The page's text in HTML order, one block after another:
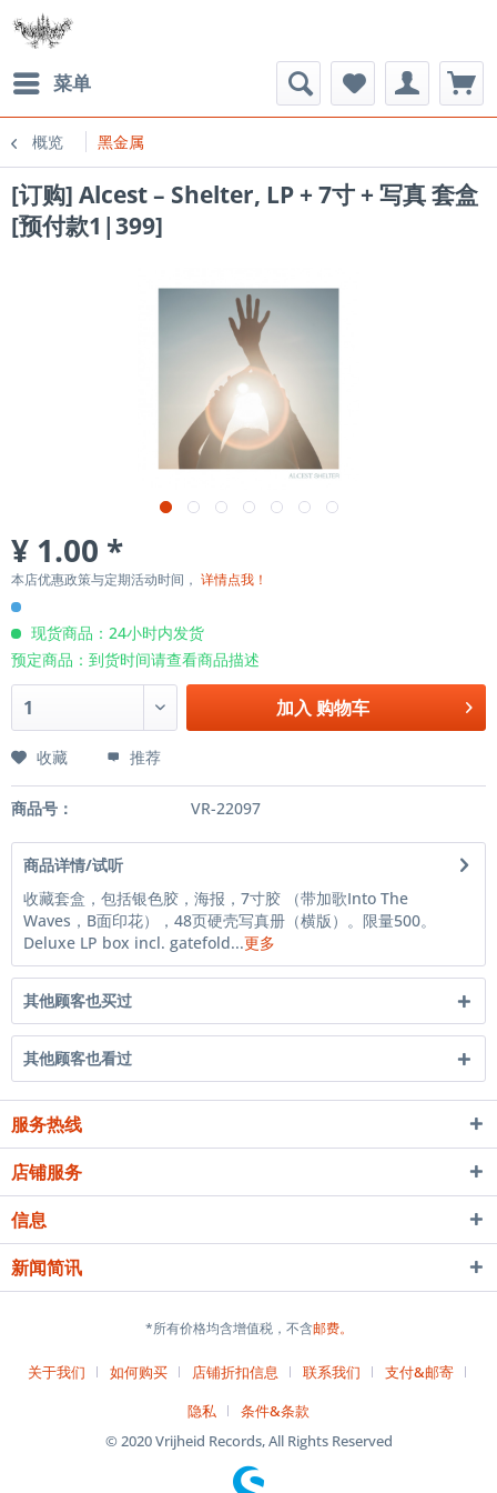
菜单
概览 黑金属
[订购] Alcest ‎– Shelter, LP + 7寸 + 写真 套盒
[预付款1|399]
¥ 1.00 *
本店优惠政策与定期活动时间， 详情点我！
现货商品：24小时内发货
预定商品：到货时间请查看商品描述
加入 购物车
收藏 推荐
商品号： VR-22097
商品详情/试听
收藏套盒，包括银色胶，海报，7寸胶 （带加歌Into The
Waves，B面印花），48页硬壳写真册（横版）。限量500。
Deluxe LP box incl. gatefold...更多
其他顾客也买过
其他顾客也看过
服务热线
店铺服务
信息
新闻简讯
*所有价格均含增值税，不含邮费。
关于我们 如何购买 店铺折扣信息 联系我们
支付&邮寄
隐私
条件&条款
© 2020 Vrijheid Records, All Rights Reserved